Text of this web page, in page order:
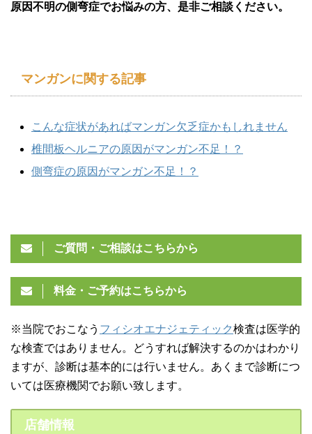
原因不明の側弯症でお悩みの方、是非ご相談ください。
マンガンに関する記事
こんな症状があればマンガン欠乏症かもしれません
椎間板ヘルニアの原因がマンガン不足！？
側弯症の原因がマンガン不足！？
ご質問・ご相談はこちらから
料金・ご予約はこちらから
※当院でおこなう フィシオエナジェティック検査は医学的
な検査ではありません。どうすれば解決するのかはわかり
ますが、診断は基本的には行いません。あくまで診断につ
いては医療機関でお願い致します。
店舗情報